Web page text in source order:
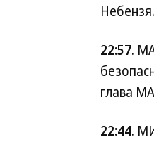
22:57.
глава
22:44.